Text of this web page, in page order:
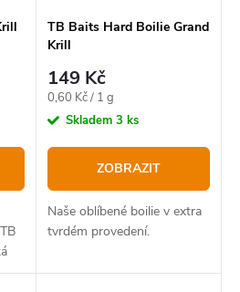
TB Baits Hard Boilie Grand
Krill
149 Kč
Měrná
cena:
0,60 Kč / 1 g
Skladem 3 ks
ZOBRAZIT
Naše oblíbené boilie v extra
tvrdém provedení.